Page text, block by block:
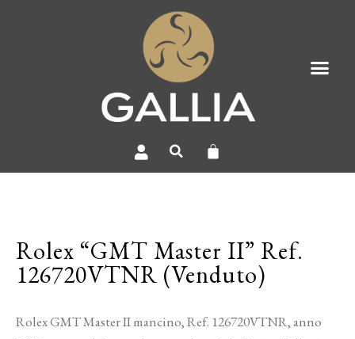
Rolex “GMT Master II” Ref.
126720VTNR (Venduto)
Rolex GMT Master II mancino, Ref. 126720VTNR, anno